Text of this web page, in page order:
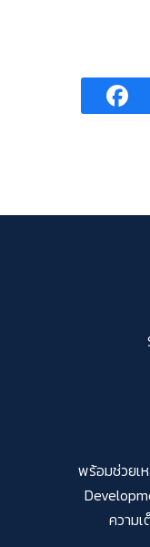
พร้อมช่วยเ
ความ